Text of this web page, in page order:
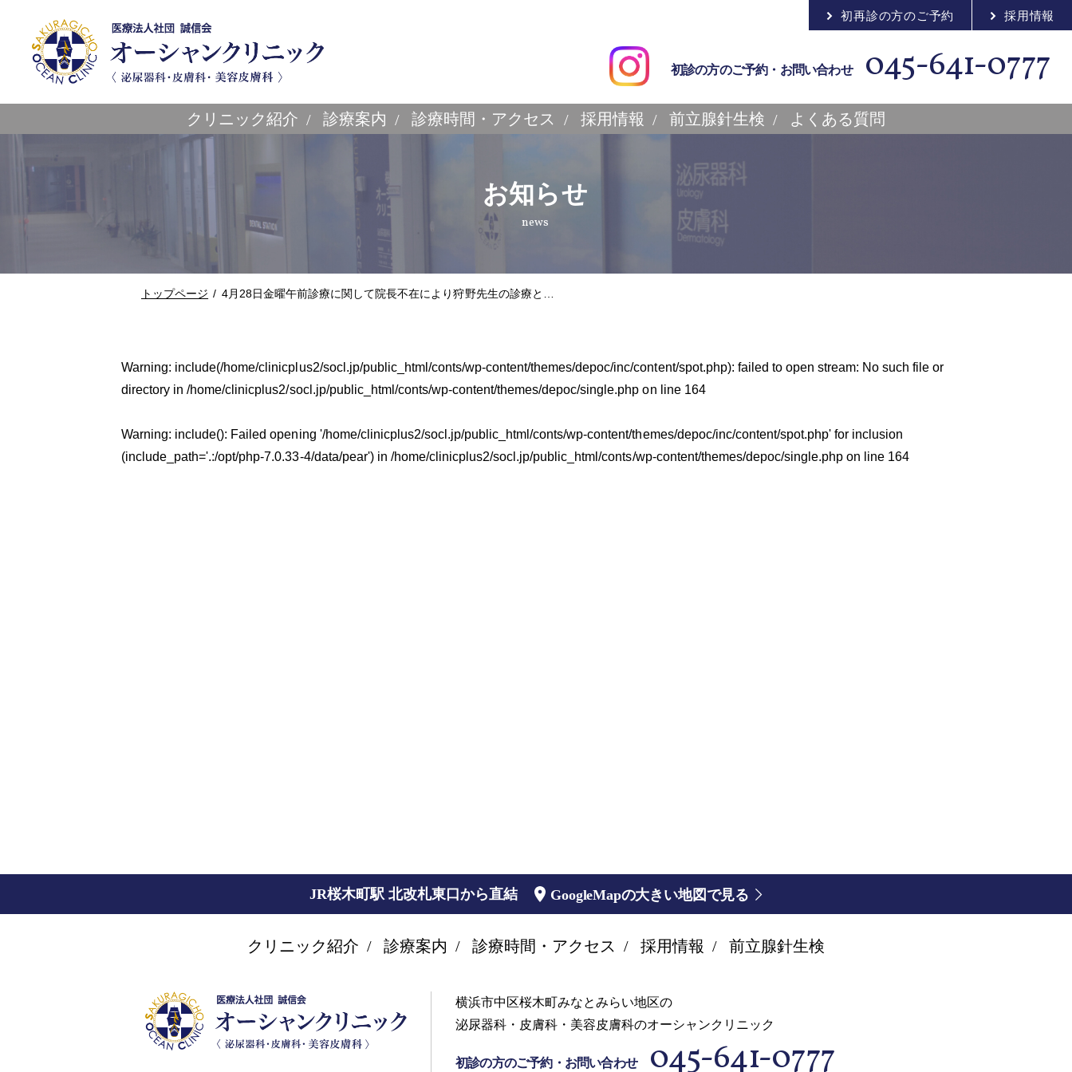
初再診の方のご予約 採用情報
初診の方のご予約・お問い合わせ 045-641-0777
クリニック紹介 診療案内 診療時間・アクセス 採用情報 前立腺針生検 よくある質問
お知らせ
news
トップページ 4月28日金曜午前診療に関して院長不在により狩野先生の診療と…
Warning: include(/home/clinicplus2/socl.jp/public_html/conts/wp-content/themes/depoc/inc/content/spot.php): failed to open stream: No such file or
directory in/home/clinicplus2/socl.jp/public_html/conts/wp-content/themes/depoc/single.php on line 164
Warning: include(): Failed opening '/home/clinicplus2/socl.jp/public_html/conts/wp-content/themes/depoc/inc/content/spot.php' for inclusion
(include_path='.:/opt/php-7.0.33-4/data/pear') in /home/clinicplus2/socl.jp/public_html/conts/wp-content/themes/depoc/single.php on line 164
JR桜木町駅 北改札東口から直結 GoogleMapの大きい地図で見る
クリニック紹介 診療案内 診療時間・アクセス 採用情報 前立腺針生検
横浜市中区桜木町みなとみらい地区の
泌尿器科・皮膚科・美容皮膚科のオーシャンクリニック
初診の方のご予約・お問い合わせ 045-641-0777